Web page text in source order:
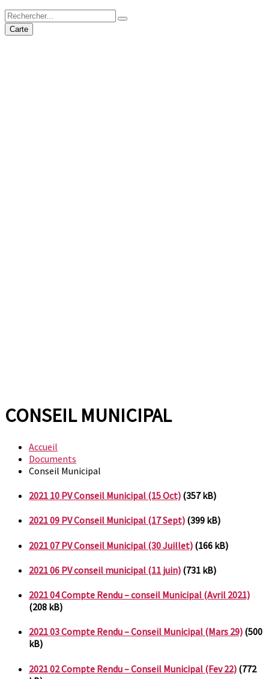
Carte
CONSEIL MUNICIPAL
Accueil
Documents
Conseil Municipal
2021 10 PV Conseil Municipal (15 Oct) (357 kB)
2021 09 PV Conseil Municipal (17 Sept) (399 kB)
2021 07 PV Conseil Municipal (30 Juillet) (166 kB)
2021 06 PV conseil municipal (11 juin) (731 kB)
2021 04 Compte Rendu – conseil Municipal (Avril 2021)
(208 kB)
2021 03 Compte Rendu – Conseil Municipal (Mars 29) (500
kB)
2021 02 Compte Rendu – Conseil Municipal (Fev 22) (772